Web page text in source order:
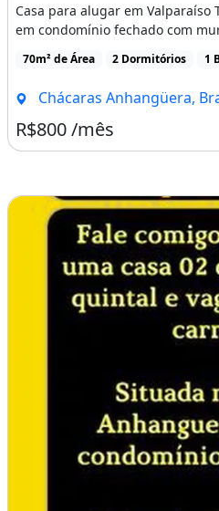
Casa para alugar em Valparaíso
em condomínio fechado com
70m² de Área 2 Dormitórios 1
Chácaras Anhangüera,
R$800 /mês